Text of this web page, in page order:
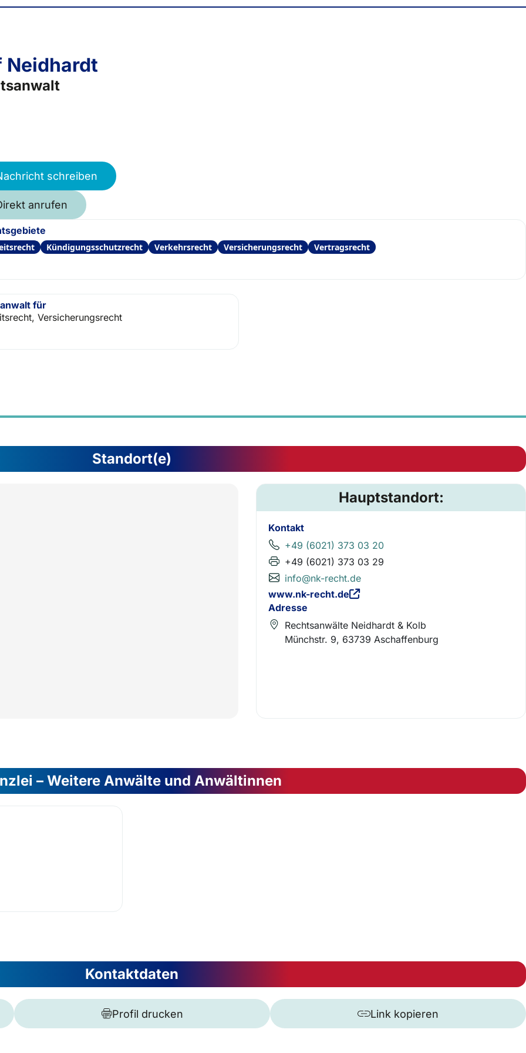
Neidhardt
schreiben
anrufen
Kündigungsschutzrecht Verkehrsrecht Versicherungsrecht Vertragsrecht
für
Versicherungsrecht
Standort(e)
Hauptstandort:
Kontakt
+49 (6021) 373 03 20
+49 (6021) 373 03 29
info@nk-recht.de
www.nk-recht.de
Adresse
Rechtsanwälte Neidhardt & Kolb
Münchstr. 9, 63739 Aschaffenburg
– Weitere Anwälte und Anwältinnen
Kontaktdaten
Profil drucken Link kopieren